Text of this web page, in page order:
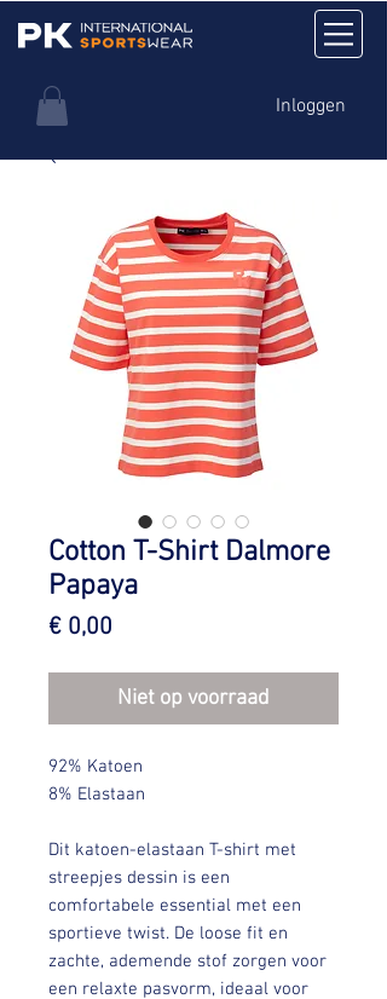
Inloggen
Cotton T-Shirt Dalmore
Papaya
€ 0,00
Niet op voorraad
92% Katoen
8% Elastaan
Dit katoen-elastaan T-shirt met
streepjes dessin is een
comfortabele essential met een
sportieve twist. De loose fit en
zachte, ademende stof zorgen voor
een relaxte pasvorm, ideaal voor